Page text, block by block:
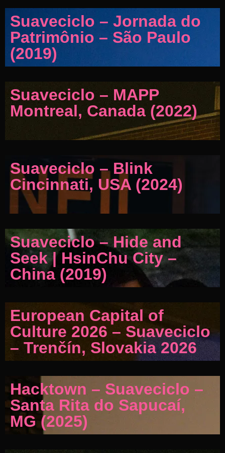
Suaveciclo – Jornada do
Patrimônio – São Paulo
(2019)
Suaveciclo – MAPP
Montreal, Canada (2022)
Suaveciclo – Blink
Cincinnati, USA (2024)
Suaveciclo – Hide and
Seek | HsinChu City –
China (2019)
European Capital of
Culture 2026 – Suaveciclo
– Trenčín, Slovakia 2026
Hacktown – Suaveciclo –
Santa Rita do Sapucaí,
MG (2025)